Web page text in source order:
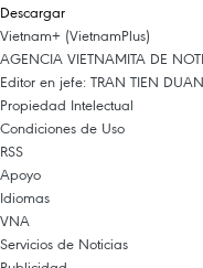
Descargar
Vietnam+ (VietnamPlus)
AGENCIA VIETNAMITA DE
Editor en jefe: TRAN TIEN DUAN
Propiedad Intelectual
Condiciones de Uso
RSS
Apoyo
Idiomas
VNA
Servicios de Noticias